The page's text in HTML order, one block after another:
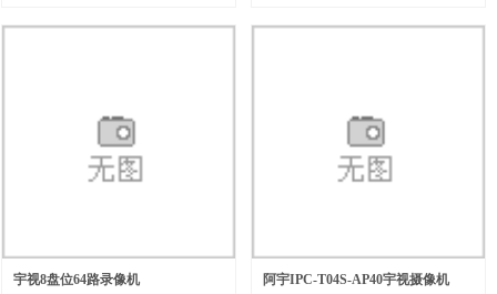
宇视8盘位64路录像机 阿宇IPC-T04S-AP40宇视摄像机